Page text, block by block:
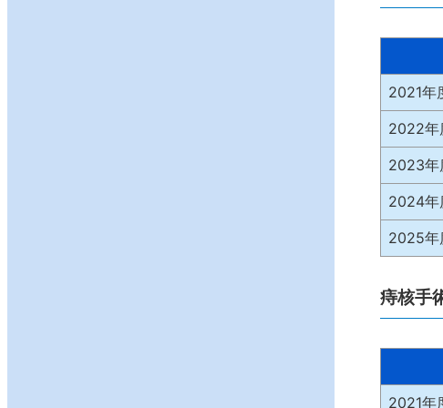
2021年
2022年
2023年
2024年
2025年
痔核手
2021年